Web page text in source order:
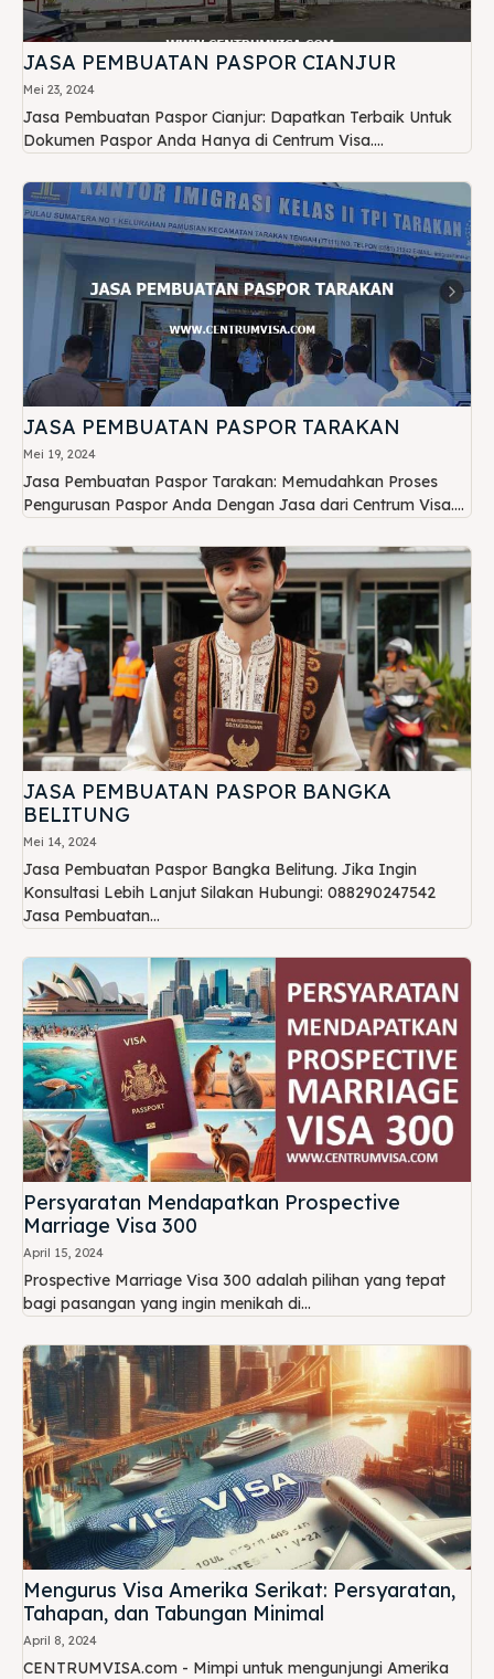
JASA PEMBUATAN PASPOR CIANJUR
Mei 23, 2024
Jasa Pembuatan Paspor Cianjur: Dapatkan Terbaik Untuk
Dokumen Paspor Anda Hanya di Centrum Visa....
JASA PEMBUATAN PASPOR TARAKAN
Mei 19, 2024
Jasa Pembuatan Paspor Tarakan: Memudahkan Proses
Pengurusan Paspor Anda Dengan Jasa dari Centrum Visa....
JASA PEMBUATAN PASPOR BANGKA
BELITUNG
Mei 14, 2024
Jasa Pembuatan Paspor Bangka Belitung. Jika Ingin
Konsultasi Lebih Lanjut Silakan Hubungi: 088290247542
Jasa Pembuatan...
Persyaratan Mendapatkan Prospective
Marriage Visa 300
April 15, 2024
Prospective Marriage Visa 300 adalah pilihan yang tepat
bagi pasangan yang ingin menikah di...
Mengurus Visa Amerika Serikat: Persyaratan,
Tahapan, dan Tabungan Minimal
April 8, 2024
CENTRUMVISA.com - Mimpi untuk mengunjungi Amerika